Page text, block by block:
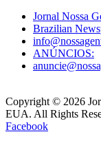
Jornal Nossa
Brazilian
ANÚNCIOS:
Copyright © 2026
EUA. All Rights
Facebook